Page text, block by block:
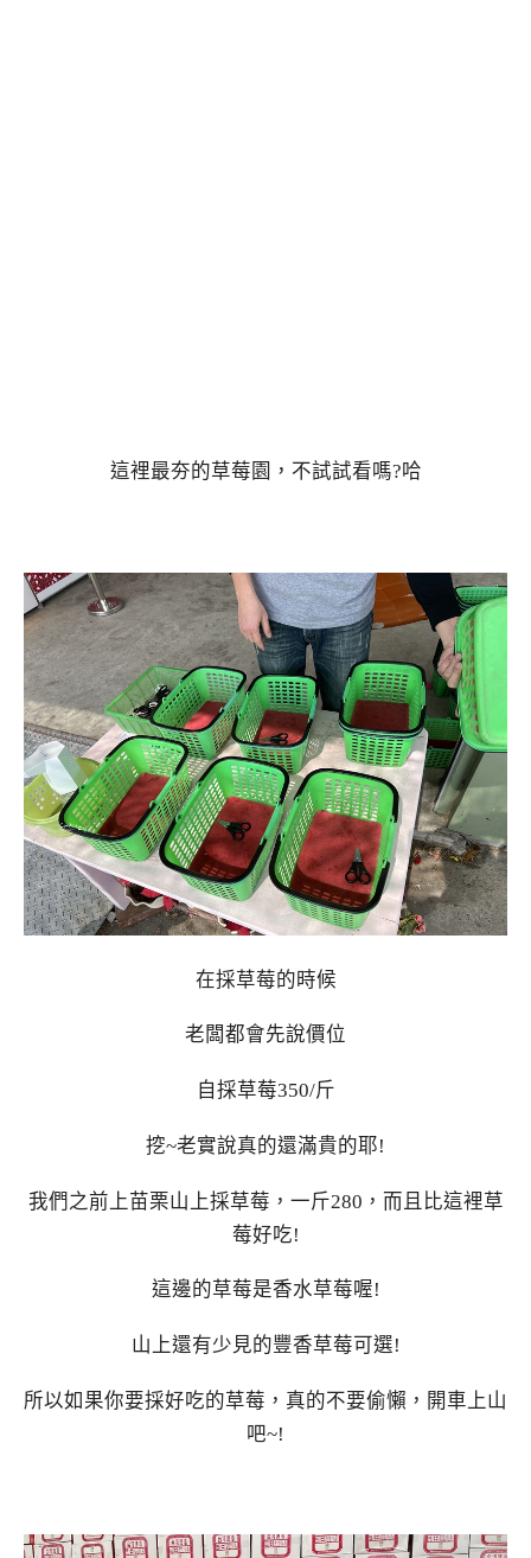
這裡最夯的草莓園，不試試看嗎?哈
在採草莓的時候
老闆都會先說價位
自採草莓350/斤
挖~老實說真的還滿貴的耶!
我們之前上苗栗山上採草莓，一斤280，而且比這裡草
莓好吃!
這邊的草莓是香水草莓喔!
山上還有少見的豐香草莓可選!
所以如果你要採好吃的草莓，真的不要偷懶，開車上山
吧~!